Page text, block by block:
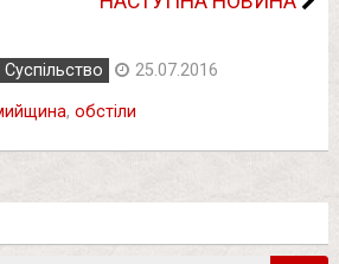
Суспільство 25.07.2016
, обстіли